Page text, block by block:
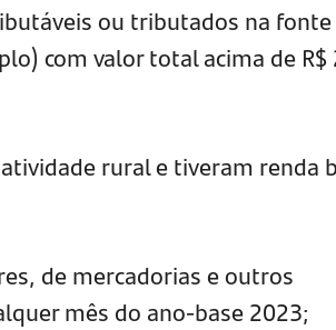
ou tributados na fonte
com valor total acima de R$
rural e tiveram renda
de mercadorias e outros
mês do ano-base 2023;